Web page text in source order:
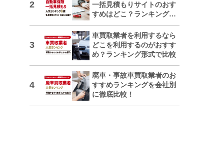
一括見積もりサイトのおす
すめはどこ？ランキングで
車買取業者を利用するなら
どこを利用するのがおすす
め？ランキング形式で比較
廃車・事故車買取業者のお
すすめランキングを会社別
に徹底比較！